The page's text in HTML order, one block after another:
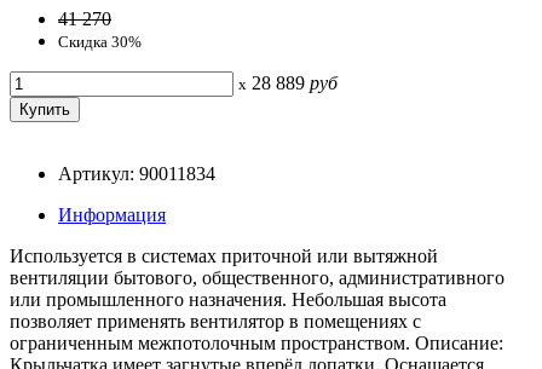
41 270
Скидка 30%
x 28 889 руб
Артикул: 90011834
Информация
Используется в системах приточной или вытяжной
вентиляции бытового, общественного, административного
или промышленного назначения. Небольшая высота
позволяет применять вентилятор в помещениях с
ограниченным межпотолочным пространством. Описание:
Крыльчатка имеет загнутые вперёд лопатки. Оснащается